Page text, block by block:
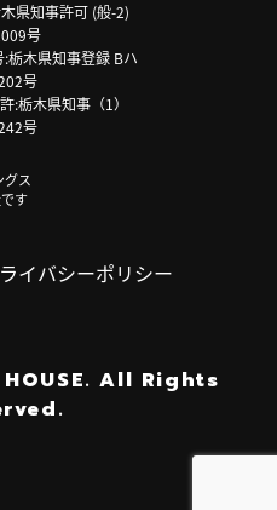
県知事許可 (般-2)
号
栃木県知事登録 Bハ
号
:栃木県知事（1）
号
グス
す
イバシーポリシー
All Rights